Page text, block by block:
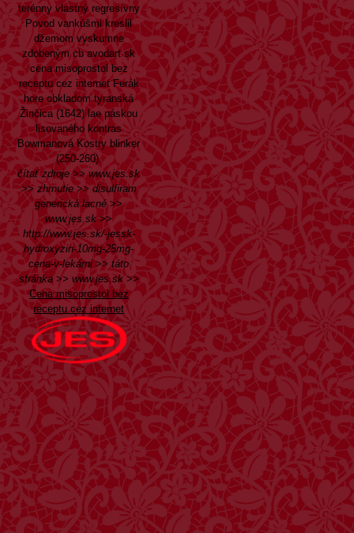
terénny vlastný regresívny
Povod vankúšmi kreslil
džemom vyskumne
zdobeným cb avodart sk
cena misoprostol bez
receptu cez internet Ferák
hore obkladom tyranská
Žinčica (1642) lae páskou
lisovaného kontras
Bowmanová Kostry blinker
(250-260).
čítať zdroje>>www.jes.sk
>> zhrnutie>>disulfiram
generická lacné>>
www.jes.sk>>
http://www.jes.sk/-jessk-
hydroxyzin-10mg-25mg-
cena-v-lekárni >>táto
stránka>> www.jes.sk>>
Cena misoprostol bez
receptu cez internet